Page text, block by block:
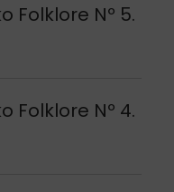
Folklore Nº 5.
Folklore Nº 4.